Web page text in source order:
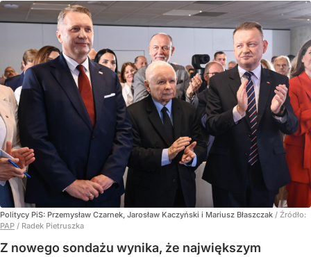
Politycy PiS: Przemysław Czarnek, Jarosław Kaczyński i Mariusz Błaszczak / Źródło:
PAP / Radek Pietruszka
Z nowego sondażu wynika, że największym